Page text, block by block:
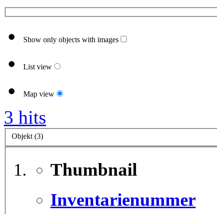
Show only objects with images
List view
Map view
3 hits
Objekt (3)
Thumbnail
Inventarienummer